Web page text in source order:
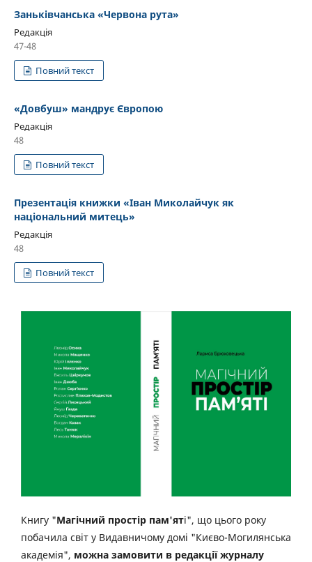
Заньківчанська «Червона рута»
Редакція
47-48
Повний текст
«Довбуш» мандрує Європою
Редакція
48
Повний текст
Презентація книжки «Іван Миколайчук як
національний митець»
Редакція
48
Повний текст
Книгу "Магічний простір пам'яті", що цього року
побачила світ у Видавничому домі "Києво-Могилянська
академія", можна замовити в редакції журналу